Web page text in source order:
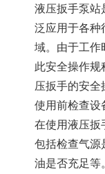
液压扳手泵站
泛应用于各种
域。由于工作
此安全操作
压扳手的安全
使用前检查设
在使用液压扳
包括检查气源
油是否充足等